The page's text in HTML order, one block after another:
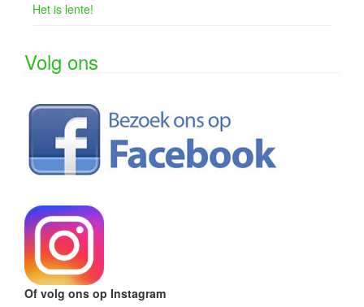
Het is lente!
Volg ons
Of volg ons op Instagram